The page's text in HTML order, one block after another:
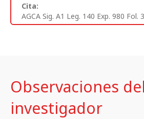
Cita:
AGCA Sig. A1 Leg. 140 Exp. 980 Fol. 3
Observaciones del
investigador